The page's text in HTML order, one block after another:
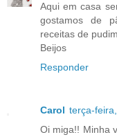
Aqui em casa
gostamos de
receitas de
Beijos
Responder
Carol terça-
Oi miga!! Minha